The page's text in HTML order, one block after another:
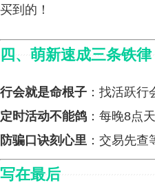
买到的！
四、萌新速成三条铁律
行会就是命根子 ：找活跃
定时活动不能鸽 ：每晚8点
防骗口诀刻心里 ：交易先
写在最后